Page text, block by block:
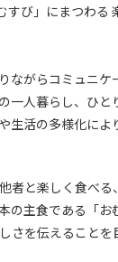
び」にまつわる
ながらコミュニ
一人暮らし、ひ
生活の多様化に
者と楽しく食べ
主食である「お
を伝えることを